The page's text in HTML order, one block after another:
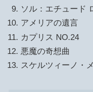
ソル：エチュード
アメリアの遺言
カプリス NO.24
悪魔の奇想曲
スケルツィーノ・